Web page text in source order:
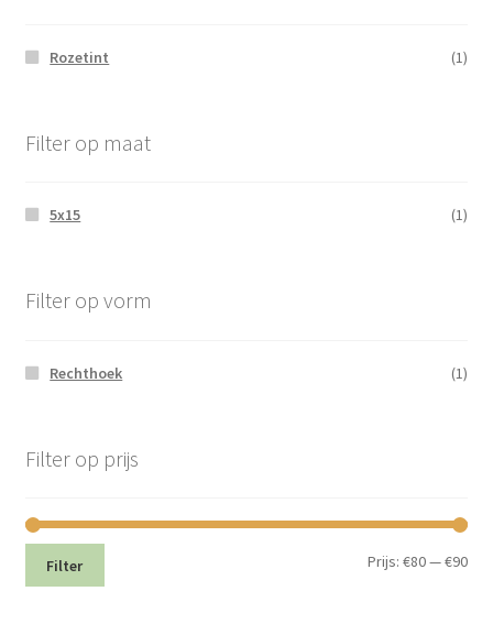
Rozetint (1)
Filter op maat
5x15 (1)
Filter op vorm
Rechthoek (1)
Filter op prijs
Min.
Filter Prijs:€80—€90